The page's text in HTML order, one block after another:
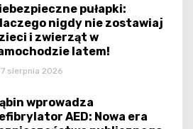
pułapki:
nigdy nie zostawiaj
i zwierząt w
latem!
sierpnia 2026
wprowadza
AED: Nowa era